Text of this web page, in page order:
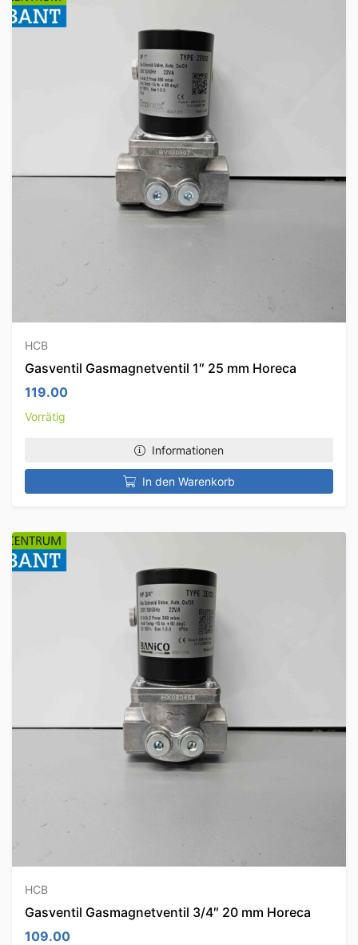
HCB
Gasventil Gasmagnetventil 1″ 25 mm Horeca
119.00
Vorrätig
Informationen
In den Warenkorb
HCB
Gasventil Gasmagnetventil 3/4″ 20 mm Horeca
109.00